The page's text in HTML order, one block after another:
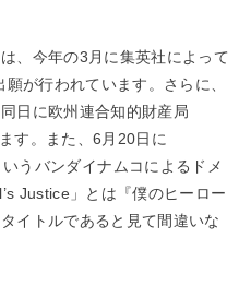
、今年の3月に集英社によって
願が行われています。さらに、
日に欧州連合知的財産局
す。また、6月20日に
いうバンダイナムコによるドメ
Justice」とは『僕のヒーロー
イトルであると見て間違いな